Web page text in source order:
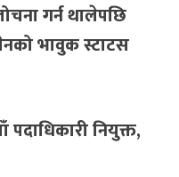
गर्न थालेपछि
भावुक स्टाटस
पदाधिकारी नियुक्त,